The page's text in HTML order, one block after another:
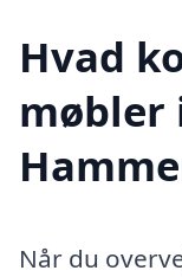
Hvad
møbler
Når du